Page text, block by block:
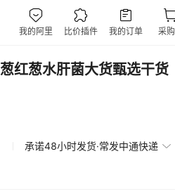
红葱水肝菌大货甄选干货
承诺48小时发货·常发中通快递